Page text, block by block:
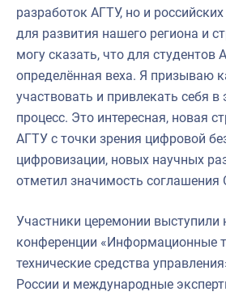
разработок АГТУ, но и
для развития нашего региона и
могу сказать, что для студентов
определённая веха. Я призываю
участвовать и привлекать себя в
процесс. Это интересная, новая
АГТУ с точки зрения цифровой
цифровизации, новых научных
отметил значимость соглашения
Участники церемонии выступили
конференции «Информационные
технические средства
России и международные